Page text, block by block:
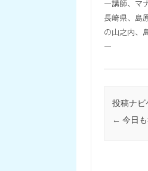
ー講師、マ
長崎県、島
の山之内、
ー
投稿ナビ
← 今日